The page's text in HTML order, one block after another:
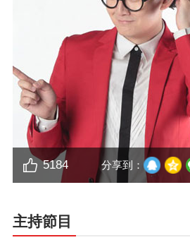
5184 分享到：
主持節目